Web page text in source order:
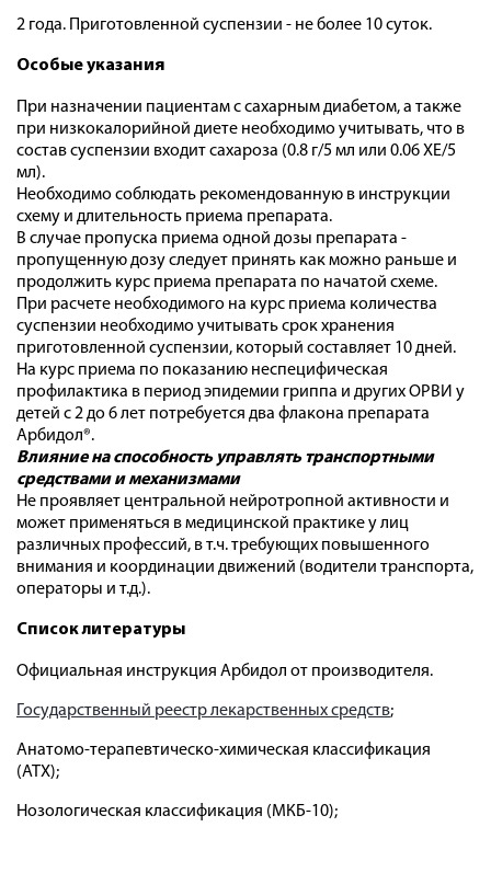
2 года. Приготовленной суспензии - не более 10 суток.
Особые указания
При назначении пациентам с сахарным диабетом, а также
при низкокалорийной диете необходимо учитывать, что в
состав суспензии входит сахароза (0.8 г/5 мл или 0.06 ХЕ/5
мл).
Необходимо соблюдать рекомендованную в инструкции
схему и длительность приема препарата.
В случае пропуска приема одной дозы препарата -
пропущенную дозу следует принять как можно раньше и
продолжить курс приема препарата по начатой схеме.
При расчете необходимого на курс приема количества
суспензии необходимо учитывать срок хранения
приготовленной суспензии, который составляет 10 дней.
На курс приема по показанию неспецифическая
профилактика в период эпидемии гриппа и других ОРВИ у
детей с 2 до 6 лет потребуется два флакона препарата
Арбидол®.
Влияние на способность управлять транспортными
средствами и механизмами
Не проявляет центральной нейротропной активности и
может применяться в медицинской практике у лиц
различных профессий, в т.ч. требующих повышенного
внимания и координации движений (водители транспорта,
операторы и т.д.).
Список литературы
Официальная инструкция Арбидол от производителя.
Государственный реестр лекарственных средств;
Анатомо-терапевтическо-химическая классификация
(ATX);
Нозологическая классификация (МКБ-10);